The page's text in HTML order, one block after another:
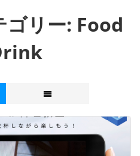
ゴリー: Food